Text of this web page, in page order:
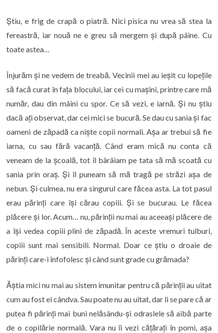
Știu, e frig de crapă o piatră. Nici pisica nu vrea să stea la
fereastră, iar nouă ne e greu să mergem și după pâine. Cu
toate astea…
Înjurăm și ne vedem de treabă. Vecinii mei au ieșit cu lopețile
să facă curat în fața blocului, iar cei cu mașini, printre care mă
număr, dau din mâini cu spor. Ce să vezi, e iarnă. Și nu știu
dacă ați observat, dar cei mici se bucură. Se dau cu sania și fac
oameni de zăpadă ca niște copii normali. Așa ar trebui să fie
iarna, cu sau fără vacanță. Când eram mică nu conta că
veneam de la școală, tot îl bârâiam pe tata să mă scoată cu
sania prin oraș. Și îl puneam să mă tragă pe străzi așa de
nebun. Și culmea, nu era singurul care făcea asta. La tot pasul
erau părinți care își cărau copiii. Și se bucurau. Le făcea
plăcere și lor. Acum… nu, părinții nu mai au aceeași plăcere de
a își vedea copiii plini de zăpadă. În aceste vremuri tulburi,
copiii sunt mai sensibili. Normal. Doar ce știu o droaie de
părinți care-i înfofolesc și când sunt grade cu grămada?
Ăștia mici nu mai au sistem imunitar pentru că părinții au uitat
cum au fost ei cândva. Sau poate nu au uitat, dar li se pare că ar
putea fi părinți mai buni nelăsându-și odraslele să aibă parte
de o copilărie normală. Vara nu îi vezi cățărați în pomi, așa